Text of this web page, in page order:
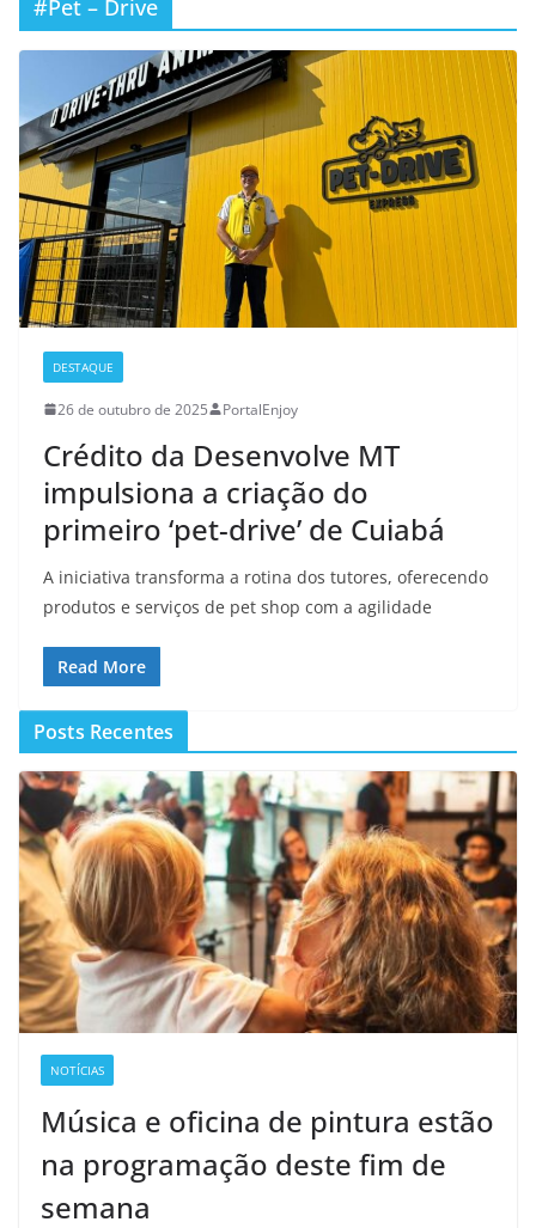
#Pet – Drive
DESTAQUE
26 de outubro de 2025 PortalEnjoy
Crédito da Desenvolve MT
impulsiona a criação do
primeiro ‘pet-drive’ de Cuiabá
A iniciativa transforma a rotina dos tutores, oferecendo
produtos e serviços de pet shop com a agilidade
Read More
Posts Recentes
NOTÍCIAS
Música e oficina de pintura estão
na programação deste fim de
semana